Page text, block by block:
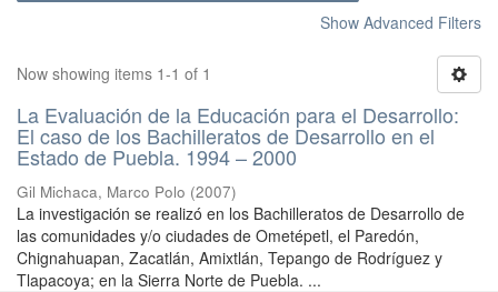
Show Advanced Filters
Now showing items 1-1 of 1
La Evaluación de la Educación para el Desarrollo:
El caso de los Bachilleratos de Desarrollo en el
Estado de Puebla. 1994 – 2000
Gil Michaca, Marco Polo (2007)
La investigación se realizó en los Bachilleratos de Desarrollo de
las comunidades y/o ciudades de Ometépetl, el Paredón,
Chignahuapan, Zacatlán, Amixtlán, Tepango de Rodríguez y
Tlapacoya; en la Sierra Norte de Puebla. ...